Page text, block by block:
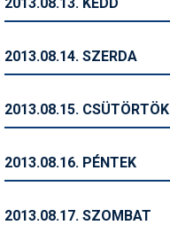
Símánia
Síszerviz
2013.08.14. SZERDA
2013.08.15. CSÜTÖRTÖK
2013.08.16. PÉNTEK
2013.08.17. SZOMBAT